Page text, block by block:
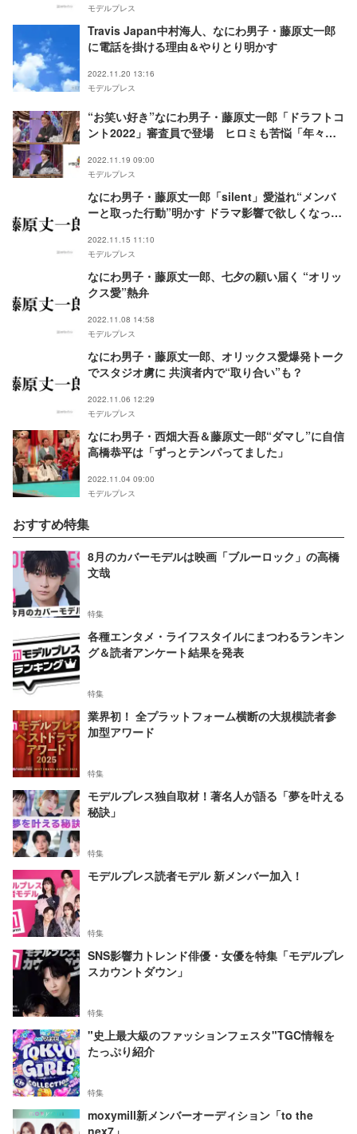
モデルプレス
Travis Japan中村海人、なにわ男子・藤原丈一郎
に電話を掛ける理由＆やりとり明かす
2022.11.20 13:16
モデルプレス
“お笑い好き”なにわ男子・藤原丈一郎「ドラフトコ
ント2022」審査員で登場 ヒロミも苦悩「年々ガ
2022.11.19 09:00
モデルプレス
なにわ男子・藤原丈一郎「silent」愛溢れ“メンバ
ーと取った行動”明かす ドラマ影響で欲しくなった
2022.11.15 11:10
モデルプレス
なにわ男子・藤原丈一郎、七夕の願い届く “オリッ
クス愛”熱弁
2022.11.08 14:58
モデルプレス
なにわ男子・藤原丈一郎、オリックス愛爆発トーク
でスタジオ虜に 共演者内で“取り合い”も？
2022.11.06 12:29
モデルプレス
なにわ男子・西畑大吾＆藤原丈一郎“ダマし”に自信
高橋恭平は「ずっとテンパってました」
2022.11.04 09:00
モデルプレス
おすすめ特集
8月のカバーモデルは映画「ブルーロック」の高橋
文哉
特集
各種エンタメ・ライフスタイルにまつわるランキン
グ＆読者アンケート結果を発表
特集
業界初！ 全プラットフォーム横断の大規模読者参
加型アワード
特集
モデルプレス独自取材！著名人が語る「夢を叶える
秘訣」
特集
モデルプレス読者モデル 新メンバー加入！
特集
SNS影響力トレンド俳優・女優を特集「モデルプレ
スカウントダウン」
特集
"史上最大級のファッションフェスタ"TGC情報を
たっぷり紹介
特集
moxymill新メンバーオーディション「to the
nex7」